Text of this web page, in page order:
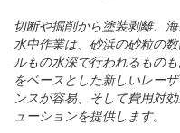
切断や掘削から塗装剥離、
水中作業は、砂浜の砂粒の
ルもの水深で行われるもの
をベースとした新しいレー
ンスが容易、そして費用対
ューションを提供します。